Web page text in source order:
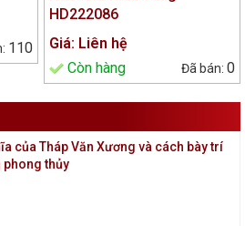
110
HD222086
Giá: Liên hệ
Còn hàng
0
của Tháp Văn Xương và cách bày trí
thủy